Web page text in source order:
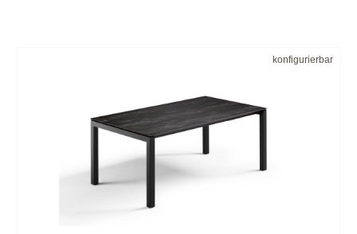
konfigurierbar